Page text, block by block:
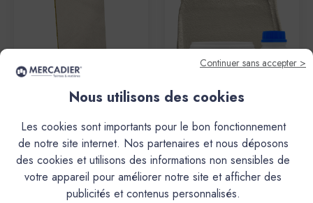
Mercadier
PURE® Minéral Béton - PMB
- Couleur ZUT - Echantillon
Matière & Couleur
2,70€
Mercadier
PURE® Minéral Béton - PMB
- Couleur ZUT - Dose Essai
34,60€
Continuer sans accepter >
Nous utilisons des cookies
Les cookies sont importants pour le bon fonctionnement
de notre site internet. Nos partenaires et nous déposons
des cookies et utilisons des informations non sensibles de
votre appareil pour améliorer notre site et afficher des
publicités et contenus personnalisés.